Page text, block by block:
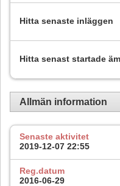
Hitta senaste inläggen
Hitta senast startade
Allmän information
Senaste aktivitet
2019-12-07 22:55
Reg.datum
2016-06-29